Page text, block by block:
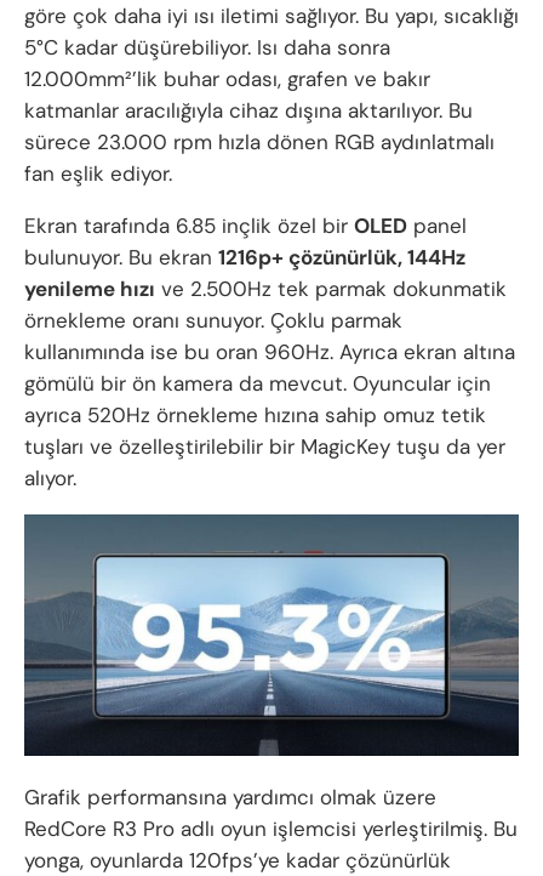
göre çok daha iyi ısı iletimi sağlıyor. Bu yapı, sıcaklığı
5°C kadar düşürebiliyor. Isı daha sonra
12.000mm²’lik buhar odası, grafen ve bakır
katmanlar aracılığıyla cihaz dışına aktarılıyor. Bu
sürece 23.000 rpm hızla dönen RGB aydınlatmalı
fan eşlik ediyor.
Ekran tarafında 6.85 inçlik özel bir OLED panel
bulunuyor. Bu ekran 1216p+ çözünürlük, 144Hz
yenileme hızı ve 2.500Hz tek parmak dokunmatik
örnekleme oranı sunuyor. Çoklu parmak
kullanımında ise bu oran 960Hz. Ayrıca ekran altına
gömülü bir ön kamera da mevcut. Oyuncular için
ayrıca 520Hz örnekleme hızına sahip omuz tetik
tuşları ve özelleştirilebilir bir MagicKey tuşu da yer
alıyor.
Grafik performansına yardımcı olmak üzere
RedCore R3 Pro adlı oyun işlemcisi yerleştirilmiş. Bu
yonga, oyunlarda 120fps’ye kadar çözünürlük